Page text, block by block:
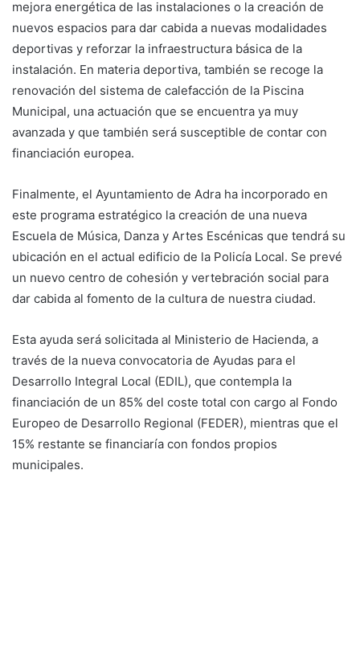
mejora energética de las instalaciones o la creación de
nuevos espacios para dar cabida a nuevas modalidades
deportivas y reforzar la infraestructura básica de la
instalación. En materia deportiva, también se recoge la
renovación del sistema de calefacción de la Piscina
Municipal, una actuación que se encuentra ya muy
avanzada y que también será susceptible de contar con
financiación europea.
Finalmente, el Ayuntamiento de Adra ha incorporado en
este programa estratégico la creación de una nueva
Escuela de Música, Danza y Artes Escénicas que tendrá su
ubicación en el actual edificio de la Policía Local. Se prevé
un nuevo centro de cohesión y vertebración social para
dar cabida al fomento de la cultura de nuestra ciudad.
Esta ayuda será solicitada al Ministerio de Hacienda, a
través de la nueva convocatoria de Ayudas para el
Desarrollo Integral Local (EDIL), que contempla la
financiación de un 85% del coste total con cargo al Fondo
Europeo de Desarrollo Regional (FEDER), mientras que el
15% restante se financiaría con fondos propios
municipales.